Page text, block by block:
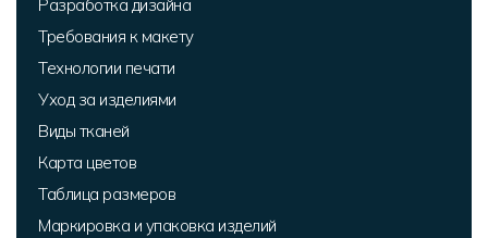
Разработка дизайна
Требования к макету
Технологии печати
Уход за изделиями
Виды тканей
Карта цветов
Таблица размеров
Маркировка и упаковка изделий